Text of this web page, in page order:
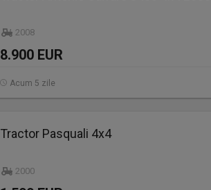
2008
8.900 EUR
Acum 5 zile
Tractor Pasquali 4x4
2000